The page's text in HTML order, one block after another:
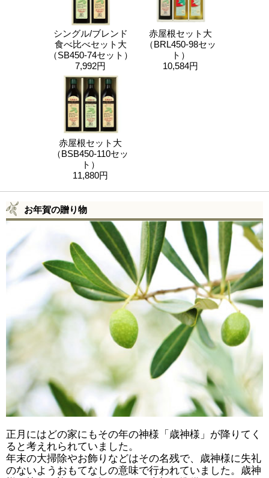
シングル/ブレンド
食べ比べセット大
（SB450-74セット）
7,992円
赤屋根セット大
（BRL450-98セッ
ト）
10,584円
赤屋根セット大
（BSB450-110セッ
ト）
11,880円
お年賀の贈り物
正月にはどの家にもその年の神様「歳神様」が降りてく
ると考えれられていました。
年末の大掃除やお飾りなどはその名残で、歳神様に失礼
のないようおもてなしの意味で行われていました。歳神